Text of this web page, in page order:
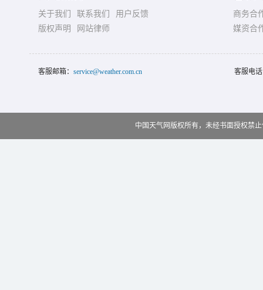
关于我们 联系我们
用户反馈
版权声明
网站律师
商务合
媒资合
客服邮箱： service@weather.com.cn 客服电
中国天气网版权所有，未经书面授权